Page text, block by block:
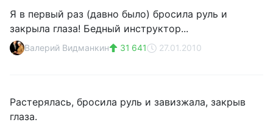
Я в первый раз (давно было) бросила руль и
закрыла глаза! Бедный инструктор...
Валерий Видманкин 31 641 27.01.2010
Растерялась, бросила руль и завизжала, закрыв
глаза.